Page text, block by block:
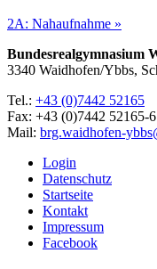
2A: Nahaufnahme »
Bundesrealgymnasium
3340 Waidhofen/Ybbs,
Tel.: +43 (0)7442 52165
Fax: +43 (0)7442 52165-6
Mail: brg.waidhofen-
Login
Datenschutz
Startseite
Kontakt
Impressum
Facebook